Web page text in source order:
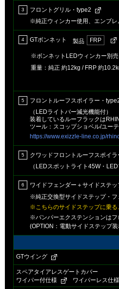
3
フロントグリル・type2
※純正ウィンカー使用、エンブレ
4 GTボンネット 製品 FRP
※ボンネットLEDウィンカー別
重量：純正 約12kg / FRP 約
5
フロントルーフスポイラー・
（LEDライトバー減光機能付）
装着しているルーフラックは
ツール：スコップショベル/ユー
https://www.exizzle-line.co.jp/
5
クワッドフロントルーフスポイラ
（LEDスポットライト45W・
6
ワイドフェンダー＋サイドステ
※純正交換型サイドステップ・
※こちらのサイドステップに乗る
※バンパーエクステンションはフ
(OPTION：電動サイドステップ
GTウイング
スペアタイアレスゲートカバー
ワイパー付仕様
ワイパーレス仕様